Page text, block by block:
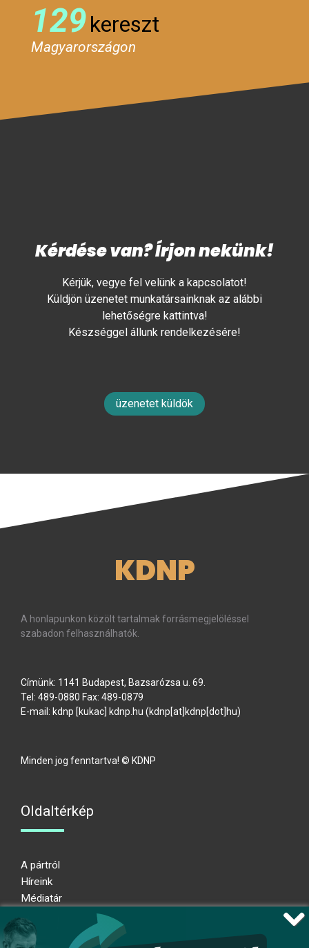
129kereszt
Magyarországon
Kérdése van? Írjon nekünk!
Kérjük, vegye fel velünk a kapcsolatot!
Küldjön üzenetet munkatársainknak az alábbi
lehetőségre kattintva!
Készséggel állunk rendelkezésére!
üzenetet küldök
KDNP
A honlapunkon közölt tartalmak forrásmegjelöléssel
szabadon felhasználhatók.
Címünk: 1141 Budapest, Bazsarózsa u. 69.
Tel: 489-0880 Fax: 489-0879
E-mail: kdnp [kukac] kdnp.hu (kdnp[at]kdnp[dot]hu)
Minden jog fenntartva! © KDNP
Oldaltérkép
A pártról
Híreink
Médiatár
Adatkezelési nyilatkozat